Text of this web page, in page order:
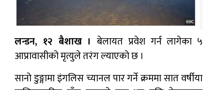
लन्डन, १२ बैशाख । बेलायत प्रवेश गर्न लागेका ५
आप्रावासीको मृत्युले तरंग ल्याएको छ ।
सानो डुङ्गामा इंगलिस च्यानल पार गर्ने क्रममा सात वर्षीया